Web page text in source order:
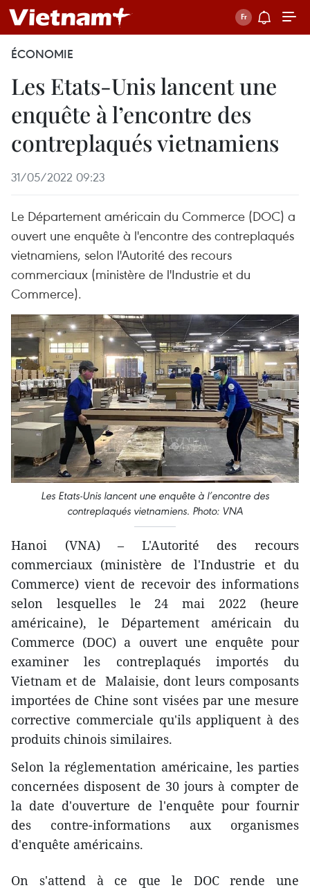
ÉCONOMIE
Les Etats-Unis lancent une
enquête à l’encontre des
contreplaqués vietnamiens
31/05/2022 09:23
Le Département américain du Commerce (DOC) a
ouvert une enquête à l'encontre des contreplaqués
vietnamiens, selon l'Autorité des recours
commerciaux (ministère de l'Industrie et du
Commerce).
Les Etats-Unis lancent une enquête à l’encontre des
contreplaqués vietnamiens. Photo: VNA
Hanoi (VNA) – L'Autorité des recours
commerciaux (ministère de l'Industrie et du
Commerce) vient de recevoir des informations
selon lesquelles le 24 mai 2022 (heure
américaine), le Département américain du
Commerce (DOC) a ouvert une enquête pour
examiner les contreplaqués importés du
Vietnam et de Malaisie, dont leurs composants
importées de Chine sont visées par une mesure
corrective commerciale qu'ils appliquent à des
produits chinois similaires.
Selon la réglementation américaine, les parties
concernées disposent de 30 jours à compter de
la date d'ouverture de l'enquête pour fournir
des contre-informations aux organismes
d'enquête américains.
On s'attend à ce que le DOC rende une